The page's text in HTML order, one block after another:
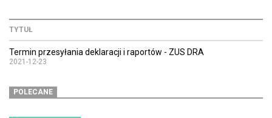
TYTUŁ
Termin przesyłania deklaracji i raportów - ZUS DRA
2021-12-23
POLECANE